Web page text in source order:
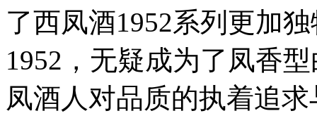
了西凤酒1952系列更加
1952，无疑成为了凤香
凤酒人对品质的执着追